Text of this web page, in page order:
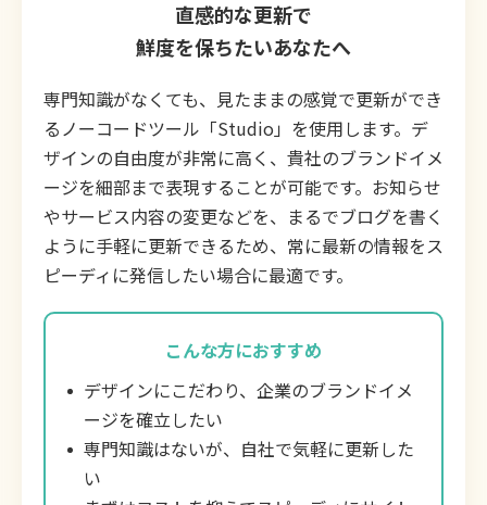
直感的な更新で
鮮度を保ちたいあなたへ
専門知識がなくても、見たままの感覚で更新ができ
るノーコードツール「Studio」を使用します。デ
ザインの自由度が非常に高く、貴社のブランドイメ
ージを細部まで表現することが可能です。お知らせ
やサービス内容の変更などを、まるでブログを書く
ように手軽に更新できるため、常に最新の情報をス
ピーディに発信したい場合に最適です。
こんな方におすすめ
デザインにこだわり、企業のブランドイメ
ージを確立したい
専門知識はないが、自社で気軽に更新した
い